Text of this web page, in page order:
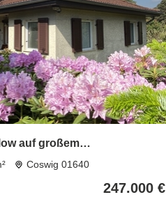
auf großem
in perfekter Lage von Coswig
Coswig 01640
247.000 €